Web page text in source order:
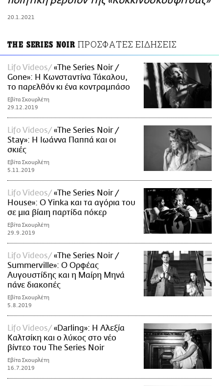
20.1.2021
THE SERIES NOIR ΠΡΟΣΦΑΤΕΣ ΕΙΔΗΣΕΙΣ
Lifo Videos
«The Series Noir /
Gone»: Η Κωνσταντίνα Τάκαλου,
το παρελθόν κι ένα κοντραμπάσο
Εβίτα Σκουρλέτη
29.12.2019
Lifo Videos
«The Series Noir /
Stay»: Η Ιωάννα Παππά και οι
σκιές
Εβίτα Σκουρλέτη
5.11.2019
Lifo Videos
«The Series Noir /
House»: Ο Yinka και τα αγόρια του
σε μια βίαιη παρτίδα πόκερ
Εβίτα Σκουρλέτη
29.9.2019
Lifo Videos
«The Series Noir /
Summerville»: Ο Ορφέας
Αυγουστίδης και η Μαίρη Μηνά
πάνε διακοπές
Εβίτα Σκουρλέτη
5.8.2019
Lifo Videos
«Darling»: Η Αλεξία
Καλτσίκη και ο λύκος στο νέο
βίντεο του The Series Noir
Εβίτα Σκουρλέτη
16.7.2019